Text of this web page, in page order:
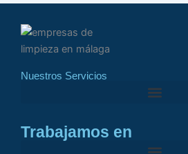
Nuestros Servicios
Trabajamos en